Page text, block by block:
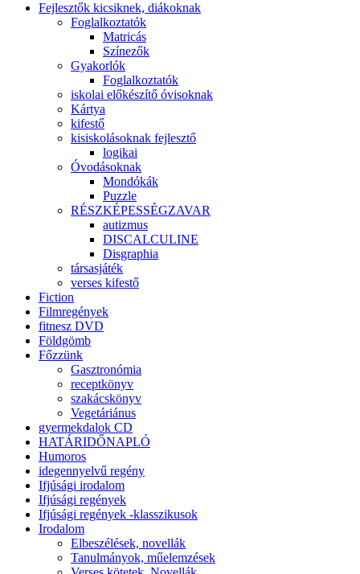
Fejlesztők kicsiknek, diákoknak
Foglalkoztatók
Matricás
Színezők
Gyakorlók
Foglalkoztatók
iskolai előkészítő óvisoknak
Kártya
kifestő
kisiskolásoknak fejlesztő
logikai
Óvodásoknak
Mondókák
Puzzle
RÉSZKÉPESSÉGZAVAR
autizmus
DISCALCULINE
Disgraphia
társasjáték
verses kifestő
Fiction
Filmregények
fitnesz DVD
Földgömb
Főzzünk
Gasztronómia
receptkönyv
szakácskönyv
Vegetáriánus
gyermekdalok CD
HATÁRIDŐNAPLÓ
Humoros
idegennyelvű regény
Ifjúsági irodalom
Ifjúsági regények
Ifjúsági regények -klasszikusok
Irodalom
Elbeszélések, novellák
Tanulmányok, műelemzések